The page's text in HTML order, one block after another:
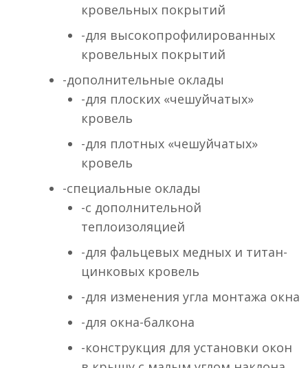
кровельных покрытий
-для высокопрофилированных
кровельных покрытий
-дополнительные оклады
-для плоских «чешуйчатых»
кровель
-для плотных «чешуйчатых»
кровель
-специальные оклады
-с дополнительной
теплоизоляцией
-для фальцевых медных и титан-
цинковых кровель
-для изменения угла монтажа окна
-для окна-балкона
-конструкция для установки окон